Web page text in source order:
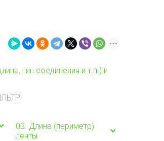
тип соединения и т.п.) и
02. Длина (периметр)
ленты